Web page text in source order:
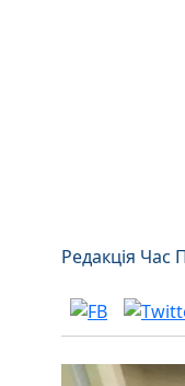
Редакція Час